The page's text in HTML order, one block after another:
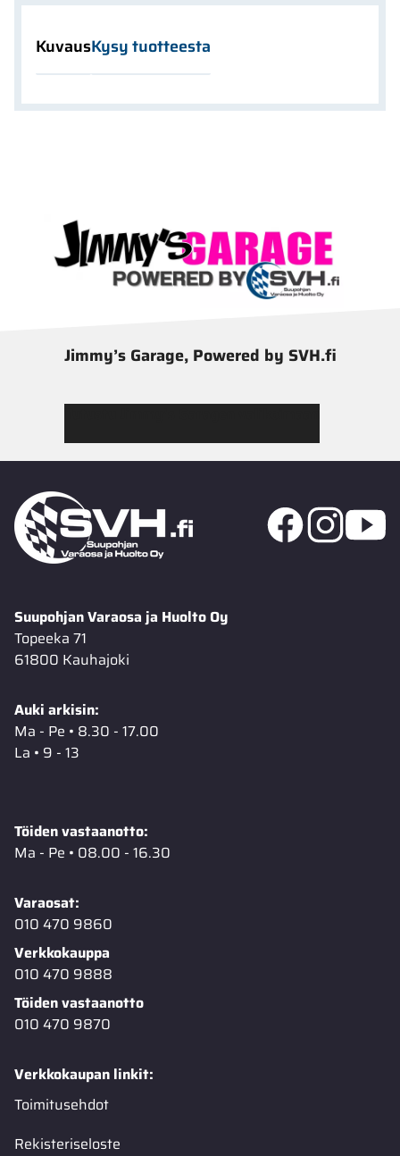
KuvausKysy tuotteesta
Jimmy’s Garage, Powered by SVH.fi
Suupohjan Varaosa ja Huolto Oy
Topeeka 71
61800 Kauhajoki
Auki arkisin:
Ma - Pe • 8.30 - 17.00
La • 9 - 13
Töiden vastaanotto:
Ma - Pe • 08.00 - 16.30
Varaosat:
010 470 9860
Verkkokauppa
010 470 9888
Töiden vastaanotto
010 470 9870
Verkkokaupan linkit:
Toimitusehdot
Rekisteriseloste